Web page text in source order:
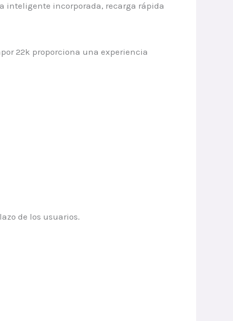
inteligente incorporada, recarga rápida
22k proporciona una experiencia
de los usuarios.